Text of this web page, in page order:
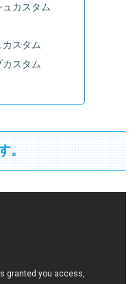
ュカスタム
カスタム
カスタム
。